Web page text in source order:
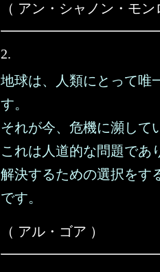
（ アン・シャノン・モン
2.
地球は、人類にとって唯
す。
それが今、危機に瀕して
これは人道的な問題であ
解決するための選択をす
です。
（ アル・ゴア ）